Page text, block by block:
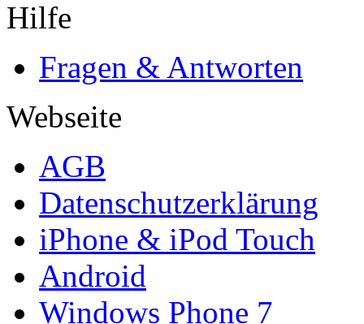
Hilfe
Fragen & Antworten
Webseite
AGB
Datenschutzerklärung
iPhone & iPod Touch
Android
Windows Phone 7